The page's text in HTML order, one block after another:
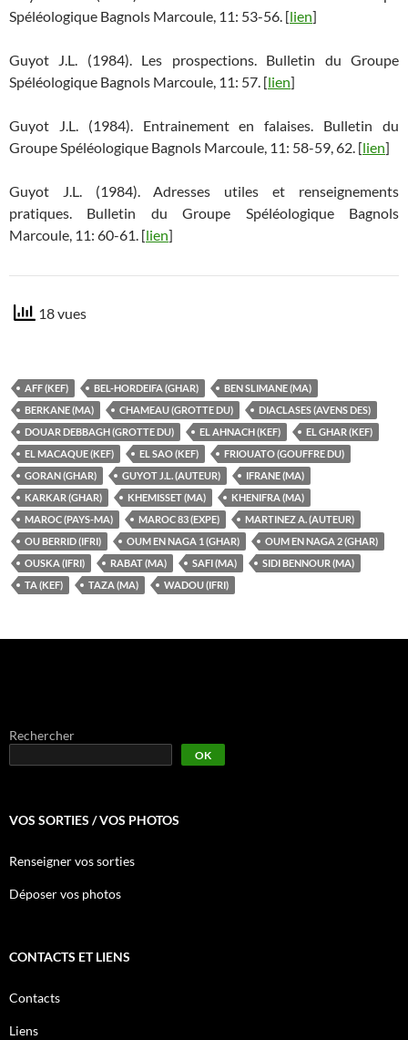
Spéléologique Bagnols Marcoule, 11: 53-56. [lien]
Guyot J.L. (1984). Les prospections. Bulletin du Groupe
Spéléologique Bagnols Marcoule, 11: 57. [lien]
Guyot J.L. (1984). Entrainement en falaises. Bulletin du
Groupe Spéléologique Bagnols Marcoule, 11: 58-59, 62. [lien]
Guyot J.L. (1984). Adresses utiles et renseignements
pratiques. Bulletin du Groupe Spéléologique Bagnols
Marcoule, 11: 60-61. [lien]
18 vues
AFF (KEF) BEL-HORDEIFA (GHAR)
BEN SLIMANE (MA)
BERKANE (MA)
CHAMEAU (GROTTE DU)
DIACLASES (AVENS DES)
DOUAR DEBBAGH (GROTTE DU)
EL AHNACH (KEF)
EL GHAR (KEF)
EL MACAQUE (KEF)
EL SAO (KEF)
FRIOUATO (GOUFFRE DU)
GORAN (GHAR)
GUYOT J.L. (AUTEUR)
IFRANE (MA)
KARKAR (GHAR)
KHEMISSET (MA)
KHENIFRA (MA)
MAROC (PAYS-MA)
MAROC 83 (EXPE)
MARTINEZ A. (AUTEUR)
OU BERRID (IFRI)
OUM EN NAGA 1 (GHAR)
OUM EN NAGA 2 (GHAR)
OUSKA (IFRI)
RABAT (MA) SAFI (MA)
SIDI BENNOUR (MA)
TA (KEF)
TAZA (MA) WADOU (IFRI)
Rechercher
OK
VOS SORTIES / VOS PHOTOS
Renseigner vos sorties
Déposer vos photos
CONTACTS ET LIENS
Contacts
Liens